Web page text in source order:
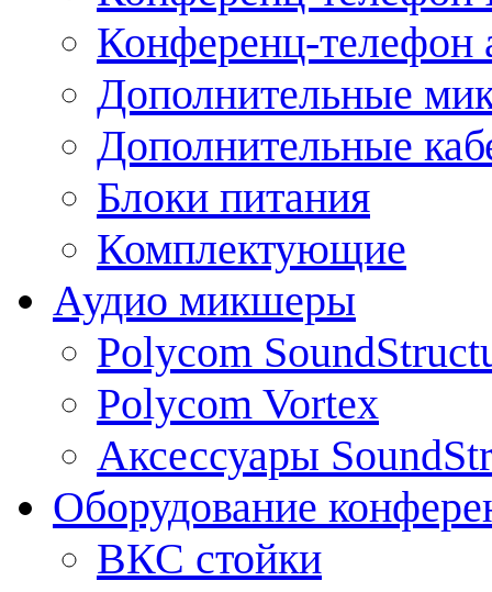
Конференц-телефон
Дополнительные
Дополнительные
Блоки питания
Комплектующие
Аудио микшеры
Polycom
Polycom Vortex
Аксессуары
Оборудование
ВКС стойки